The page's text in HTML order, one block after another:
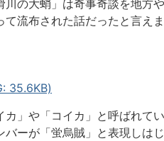
の大蛸」は奇事奇談を地方
流布された話だったと言えま
35.6KB)
」や「コイカ」と呼ばれて
バーが「蛍烏賊」と表現しは